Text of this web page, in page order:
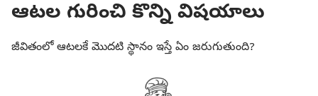
ఆటల గురించి కొన్ని విషయాలు
జీవితంలో ఆటలకే మొదటి స్థానం ఇస్తే ఏం జరుగుతుంది?